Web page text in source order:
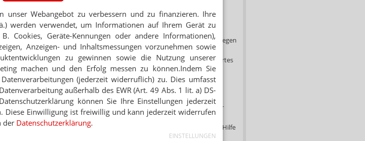
Webangebot zu verbessern und zu finanzieren. Ihre
werden verwendet, um Informationen auf Ihrem Gerät zu
Cookies, Geräte-Kennungen oder andere Informationen),
Anzeigen- und Inhaltsmessungen vorzunehmen sowie
zu gewinnen sowie die Nutzung unserer
machen und den Erfolg messen zu können.Indem Sie
(jederzeit widerruflich) zu. Dies umfasst
außerhalb des EWR (Art. 49 Abs. 1 lit. a) DS-
können Sie Ihre Einstellungen jederzeit
Diese Einwilligung ist freiwillig und kann jederzeit widerrufen
der Datenschutzerklärung.
EINSTELLUNGEN
Weiter
Kostenlos!
Keine Strafen für Rx-Boni: GKV
verweist an Gerichte
Wegen der anhaltenden Verstöße gegen
die Rx-Preisbindung fordert das
Bundesgesundheitsministerium (BMG) ein hartes
Vorgehen gegen die Versender –...Mehr »
Grüne: Apotheken sollen
Klimaanlagen abgeben
Die Grünen in Bayern haben sich für
mehr Hitzeschutz starkgemacht. Unter dem
Motto „Bayern braucht Abkühlung – schnelle Hilfe